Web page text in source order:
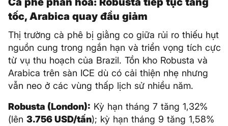
tốc, Arabica quay đầu giảm
Thị trường cà phê bị giằng co giữa rủi ro thiếu hụt
nguồn cung trong ngắn hạn và triển vọng tích cực
từ vụ thu hoạch của Brazil. Tồn kho Robusta và
Arabica trên sàn ICE dù có cải thiện nhẹ nhưng
vẫn neo ở các vùng thấp lịch sử nhiều năm.
Robusta (London): Kỳ hạn tháng 7 tăng 1,32%
(lên 3.756 USD/tấn); kỳ hạn tháng 9 tăng 1,58%